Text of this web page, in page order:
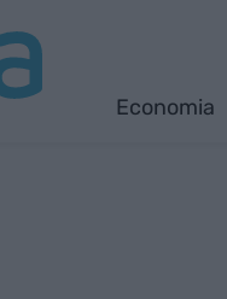
Economia